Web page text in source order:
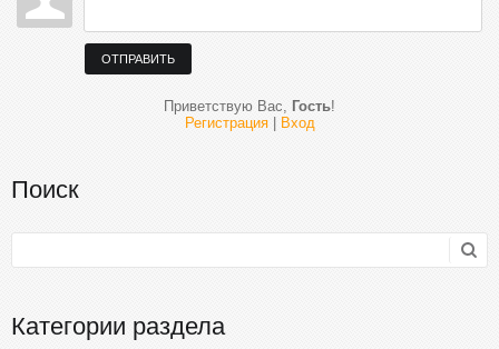
ОТПРАВИТЬ
Приветствую Вас, Гость!
Регистрация| Вход
Поиск
Категории раздела